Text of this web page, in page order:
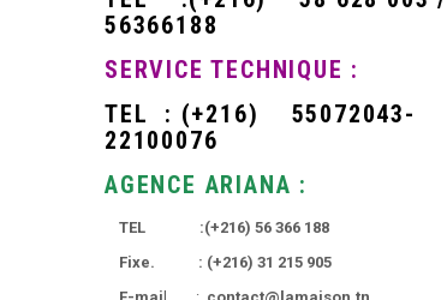
56366188
SERVICE TECHNIQUE :
TEL : (+216)
55072043-
22100076
AGENCE ARIANA :
TEL :(+216) 56 366 188
Fixe. : (+216) 31 215 905